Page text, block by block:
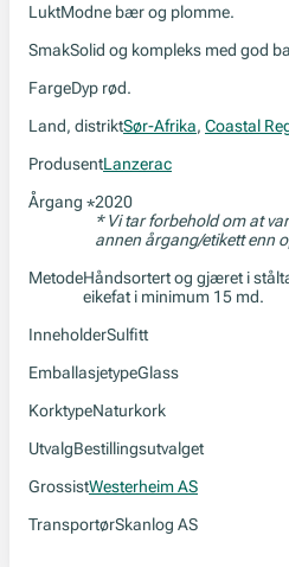
LuktModne bær og plomme.
SmakSolid og kompleks med god
FargeDyp rød.
Land, distriktSør-Afrika, Coastal
ProdusentLanzerac
Årgang *2020
* Vi tar forbehold om at
annen årgang/etikett enn
MetodeHåndsortert og gjæret i
eikefat i minimum 15 md.
InneholderSulfitt
EmballasjetypeGlass
KorktypeNaturkork
UtvalgBestillingsutvalget
GrossistWesterheim AS
TransportørSkanlog AS